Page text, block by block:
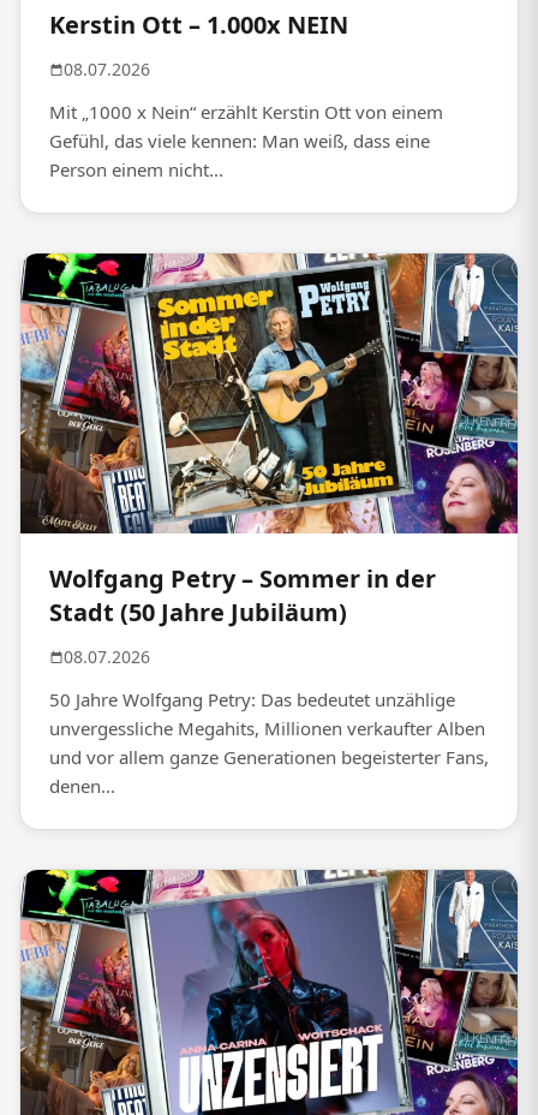
Kerstin Ott – 1.000x NEIN
08.07.2026
Mit „1000 x Nein“ erzählt Kerstin Ott von einem
Gefühl, das viele kennen: Man weiß, dass eine
Person einem nicht...
Wolfgang Petry – Sommer in der
Stadt (50 Jahre Jubiläum)
08.07.2026
50 Jahre Wolfgang Petry: Das bedeutet unzählige
unvergessliche Megahits, Millionen verkaufter Alben
und vor allem ganze Generationen begeisterter Fans,
denen...